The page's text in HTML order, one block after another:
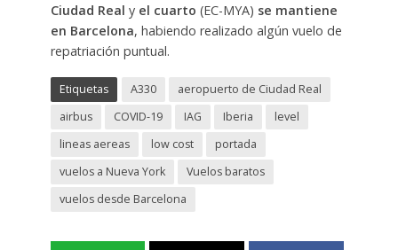
Ciudad Real y el cuarto (EC-MYA) se mantiene
en Barcelona, habiendo realizado algún vuelo de
repatriación puntual.
Etiquetas A330
aeropuerto de Ciudad Real
airbus
COVID-19 IAG Iberia
level
lineas aereas
low cost
portada
vuelos a Nueva York
Vuelos baratos
vuelos desde Barcelona